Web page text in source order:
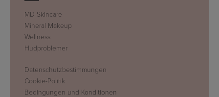
MD Skincare
Mineral Makeup
Wellness
Hudproblemer
Datenschutzbestimmungen
Cookie-Politik
Bedingungen und Konditionen